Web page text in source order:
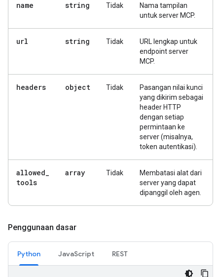
name string Tidak
Nama tampilan
untuk server MCP.
url string Tidak
URL lengkap untuk
endpoint server
MCP.
headers object Tidak
Pasangan nilai kunci
yang dikirim sebagai
header HTTP
dengan setiap
permintaan ke
server (misalnya,
token autentikasi).
allowed_
tools
array Tidak
Membatasi alat dari
server yang dapat
dipanggil oleh agen.
Penggunaan dasar
Python JavaScript REST